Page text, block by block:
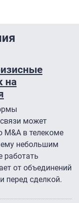
на
может
M&A в телекоме
небольшим
работать
от объединений
перед сделкой.